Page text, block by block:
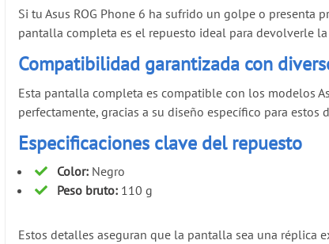
Si tu Asus ROG Phone 6 ha sufrido un golpe o presenta
pantalla completa es el repuesto ideal para devolverle
Compatibilidad garantizada con
Esta pantalla completa es compatible con los modelos
perfectamente, gracias a su diseño específico para estos
Especificaciones clave del repuesto
Color: Negro
Peso bruto: 110 g
Estos detalles aseguran que la pantalla sea una réplica